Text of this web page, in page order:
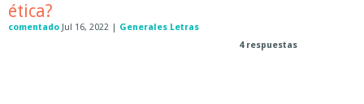
ética?
comentado Jul 16, 2022 | Generales Letras
4respuestas